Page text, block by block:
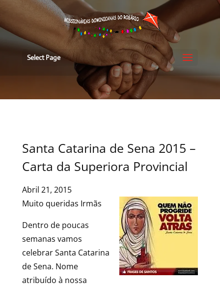
Select Page
Santa Catarina de Sena 2015 –
Carta da Superiora Provincial
Abril 21, 2015
Muito queridas Irmãs
Dentro de poucas
semanas vamos
celebrar Santa Catarina
de Sena. Nome
atribuído à nossa